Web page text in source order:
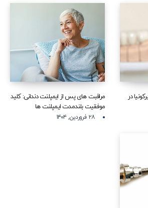
در
مراقبت‌ های پس از ایمپلنت دندانی: کلید
موفقیت بلندمدت ایمپلنت‌ ها
۲۸ فروردین, ۱۴۰۴